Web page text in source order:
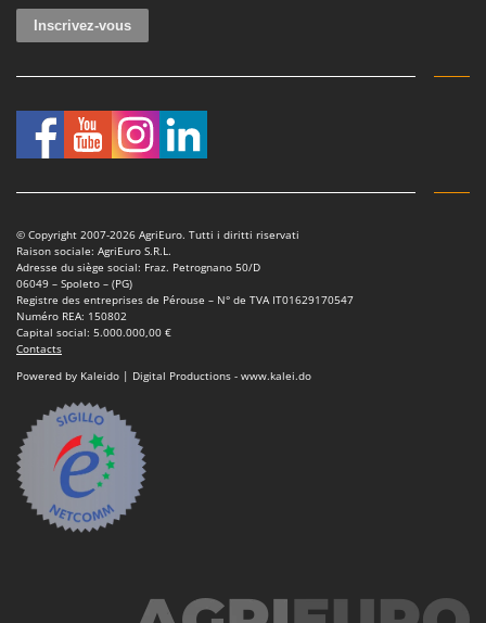
© Copyright 2007-2026 AgriEuro. Tutti i diritti riservati
Raison sociale: AgriEuro S.R.L.
Adresse du siège social: Fraz. Petrognano 50/D
06049 – Spoleto – (PG)
Registre des entreprises de Pérouse – N° de TVA IT01629170547
Numéro REA: 150802
Capital social: 5.000.000,00 €
Contacts
Powered by Kaleido | Digital Productions - www.kalei.do